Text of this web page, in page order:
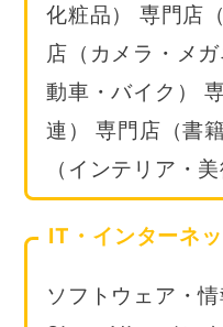
化粧品） 専門店
店（カメラ・メ
動車・バイク）
連） 専門店（書
（インテリア・
IT・インターネ
ソフトウェア・